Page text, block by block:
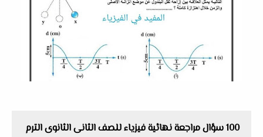
100 سؤال مراجعة نهائية فيزياء للصف الثانى الثانوى الترم